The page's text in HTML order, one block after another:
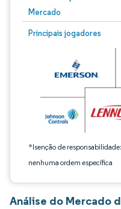
Mercado
Principais jogadores
*Isenção de
nenhuma ordem específica
Imagem © Mordor
Análise do Mercado